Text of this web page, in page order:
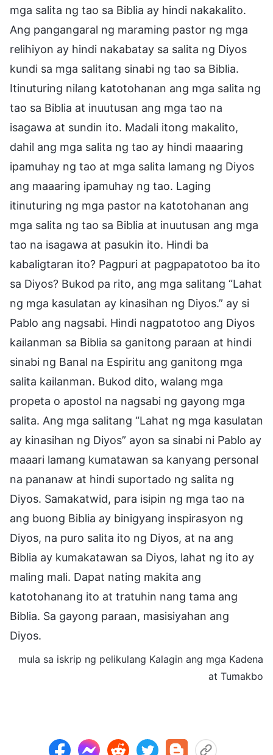
mga salita ng tao sa Biblia ay hindi nakakalito.
Ang pangangaral ng maraming pastor ng mga
relihiyon ay hindi nakabatay sa salita ng Diyos
kundi sa mga salitang sinabi ng tao sa Biblia.
Itinuturing nilang katotohanan ang mga salita ng
tao sa Biblia at inuutusan ang mga tao na
isagawa at sundin ito. Madali itong makalito,
dahil ang mga salita ng tao ay hindi maaaring
ipamuhay ng tao at mga salita lamang ng Diyos
ang maaaring ipamuhay ng tao. Laging
itinuturing ng mga pastor na katotohanan ang
mga salita ng tao sa Biblia at inuutusan ang mga
tao na isagawa at pasukin ito. Hindi ba
kabaligtaran ito? Pagpuri at pagpapatotoo ba ito
sa Diyos? Bukod pa rito, ang mga salitang “Lahat
ng mga kasulatan ay kinasihan ng Diyos.” ay si
Pablo ang nagsabi. Hindi nagpatotoo ang Diyos
kailanman sa Biblia sa ganitong paraan at hindi
sinabi ng Banal na Espiritu ang ganitong mga
salita kailanman. Bukod dito, walang mga
propeta o apostol na nagsabi ng gayong mga
salita. Ang mga salitang “Lahat ng mga kasulatan
ay kinasihan ng Diyos” ayon sa sinabi ni Pablo ay
maaari lamang kumatawan sa kanyang personal
na pananaw at hindi suportado ng salita ng
Diyos. Samakatwid, para isipin ng mga tao na
ang buong Biblia ay binigyang inspirasyon ng
Diyos, na puro salita ito ng Diyos, at na ang
Biblia ay kumakatawan sa Diyos, lahat ng ito ay
maling mali. Dapat nating makita ang
katotohanang ito at tratuhin nang tama ang
Biblia. Sa gayong paraan, masisiyahan ang
Diyos.
mula sa iskrip ng pelikulang Kalagin ang mga Kadena
at Tumakbo